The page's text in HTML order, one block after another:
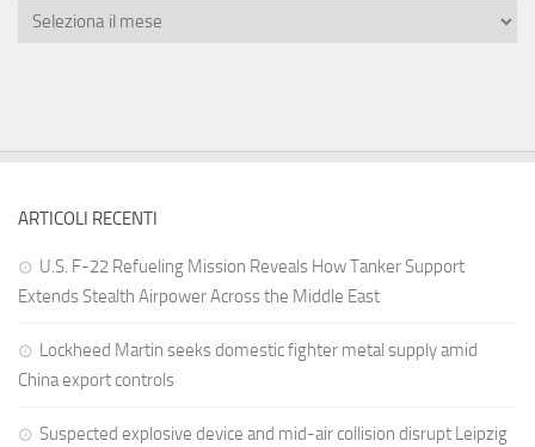
ARTICOLI RECENTI
U.S. F-22 Refueling Mission Reveals How Tanker Support
Extends Stealth Airpower Across the Middle East
Lockheed Martin seeks domestic fighter metal supply amid
China export controls
Suspected explosive device and mid-air collision disrupt Leipzig